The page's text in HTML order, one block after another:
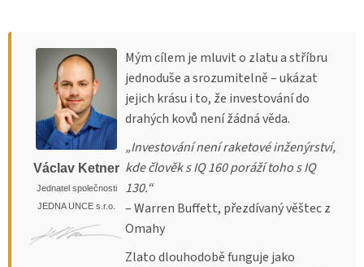
Václav Ketner
Jednatel společnosti
JEDNA UNCE s.r.o.
Mým cílem je mluvit o zlatu a stříbru
jednoduše a srozumitelně – ukázat
jejich krásu i to, že investování do
drahých kovů není žádná věda.
„Investování není raketové inženýrství,
kde člověk s IQ 160 poráží toho s IQ
130.“
– Warren Buffett, přezdívaný věštec z
Omahy
Zlato dlouhodobě funguje jako